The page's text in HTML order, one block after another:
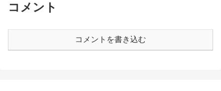
コメント
コメントを書き込む